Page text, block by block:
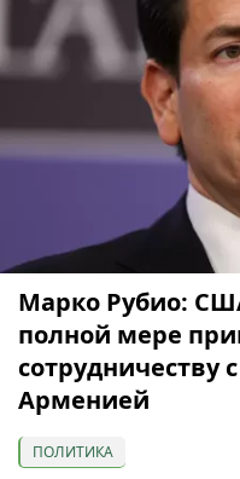
Марко Рубио:
полной мере
сотрудничеству
Арменией
ПОЛИТИКА